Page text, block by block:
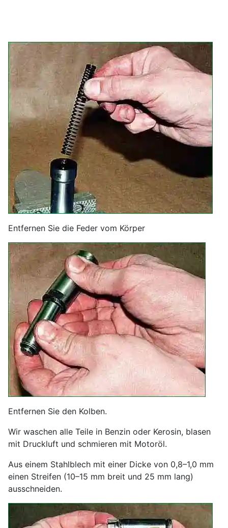
Entfernen Sie die Feder vom Körper
Entfernen Sie den Kolben.
Wir waschen alle Teile in Benzin oder Kerosin, blasen
mit Druckluft und schmieren mit Motoröl.
Aus einem Stahlblech mit einer Dicke von 0,8–1,0 mm
einen Streifen (10–15 mm breit und 25 mm lang)
ausschneiden.